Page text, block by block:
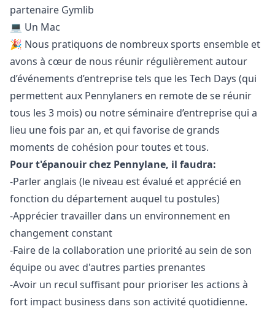
partenaire Gymlib
💻 Un Mac
🎉 Nous pratiquons de nombreux sports ensemble et
avons à cœur de nous réunir régulièrement autour
d’événements d’entreprise tels que les Tech Days (qui
permettent aux Pennylaners en remote de se réunir
tous les 3 mois) ou notre séminaire d’entreprise qui a
lieu une fois par an, et qui favorise de grands
moments de cohésion pour toutes et tous.
Pour t'épanouir chez Pennylane, il faudra:
-Parler anglais (le niveau est évalué et apprécié en
fonction du département auquel tu postules)
-Apprécier travailler dans un environnement en
changement constant
-Faire de la collaboration une priorité au sein de son
équipe ou avec d'autres parties prenantes
-Avoir un recul suffisant pour prioriser les actions à
fort impact business dans son activité quotidienne.